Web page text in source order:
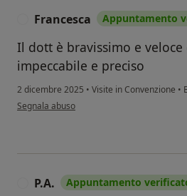
Francesca Appuntamento
Il dott è bravissimo e veloce
impeccabile e preciso
2 dicembre 2025 • Visite in Convenzione •
secondo l'opinione dell'utente Francesca
Segnala abuso
P.A. Appuntamento